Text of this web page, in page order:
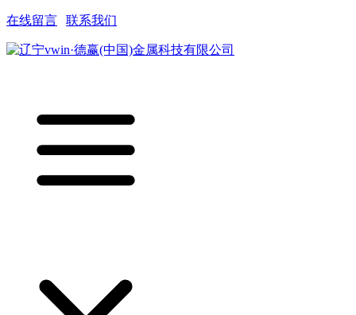
在线留言 联系我们